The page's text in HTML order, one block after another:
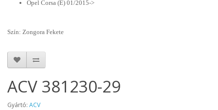
Opel Corsa (E) 01/2015->
Szín: Zongora Fekete
ACV 381230-29
Gyártó: ACV